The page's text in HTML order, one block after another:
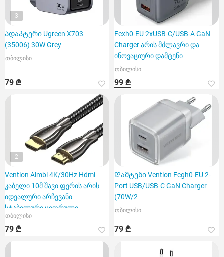
3
Ადაპტერი Ugreen X703
(35006) 30W Grey
თბილისი
79 ₾
Fexh0-EU 2xUSB-C/USB-A GaN
Charger არის მძლავრი და
ინოვაციური დამტენი
თბილისი
99 ₾
2
Vention Almbl 4K/30Hz Hdmi
კაბელი 10მ შავი ფერის არის
იდეალური არჩევანი
სტაბილური ციფრული
სიგნალის გ
თბილისი
79 ₾
Დამტენი Vention Fcgh0-EU 2-
Port USB/USB-C GaN Charger
(70W/2
თბილისი
79 ₾